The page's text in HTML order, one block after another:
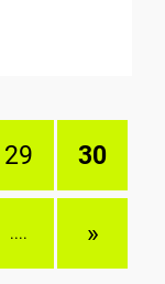
29 30
.... »